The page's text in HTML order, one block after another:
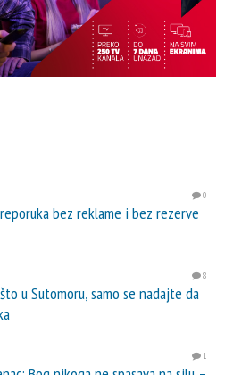
0
bez reklame i bez rezerve
8
u Sutomoru, samo se nadajte da
1